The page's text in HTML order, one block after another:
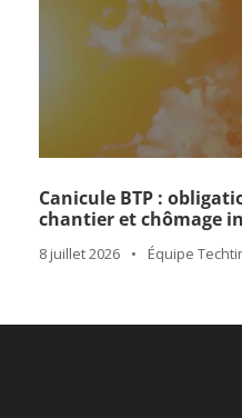
Canicule BTP :
chantier et chômage
8 juillet 2026 • Équipe